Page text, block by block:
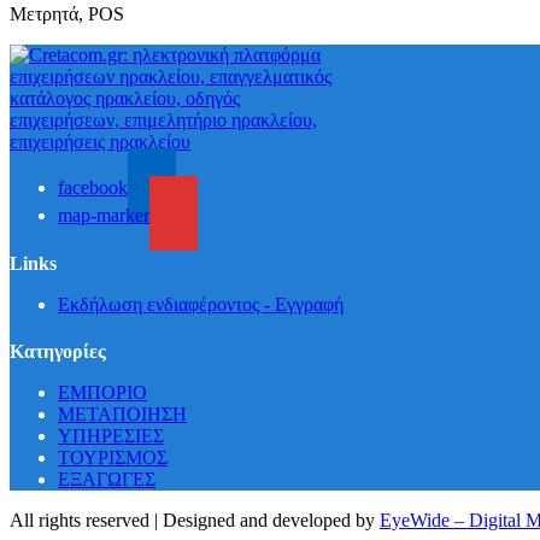
Μετρητά, POS
facebook
map-marker
Links
Εκδήλωση ενδιαφέροντος - Εγγραφή
Κατηγορίες
ΕΜΠΟΡΙΟ
ΜΕΤΑΠΟΙΗΣΗ
ΥΠΗΡΕΣΙΕΣ
ΤΟΥΡΙΣΜΟΣ
ΕΞΑΓΩΓΕΣ
All rights reserved | Designed and developed by EyeWide – Digital